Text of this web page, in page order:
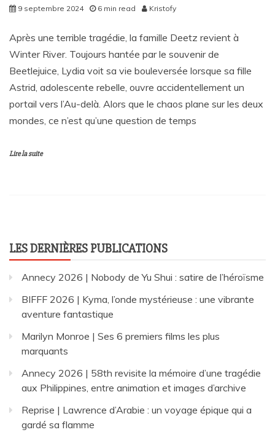
9 septembre 2024 6 min read Kristofy
Après une terrible tragédie, la famille Deetz revient à
Winter River. Toujours hantée par le souvenir de
Beetlejuice, Lydia voit sa vie bouleversée lorsque sa fille
Astrid, adolescente rebelle, ouvre accidentellement un
portail vers l’Au-delà. Alors que le chaos plane sur les deux
mondes, ce n’est qu’une question de temps
Lire la suite
LES DERNIÈRES PUBLICATIONS
Annecy 2026 | Nobody de Yu Shui : satire de l’héroïsme
BIFFF 2026 | Kyma, l’onde mystérieuse : une vibrante
aventure fantastique
Marilyn Monroe | Ses 6 premiers films les plus
marquants
Annecy 2026 | 58th revisite la mémoire d’une tragédie
aux Philippines, entre animation et images d’archive
Reprise | Lawrence d’Arabie : un voyage épique qui a
gardé sa flamme